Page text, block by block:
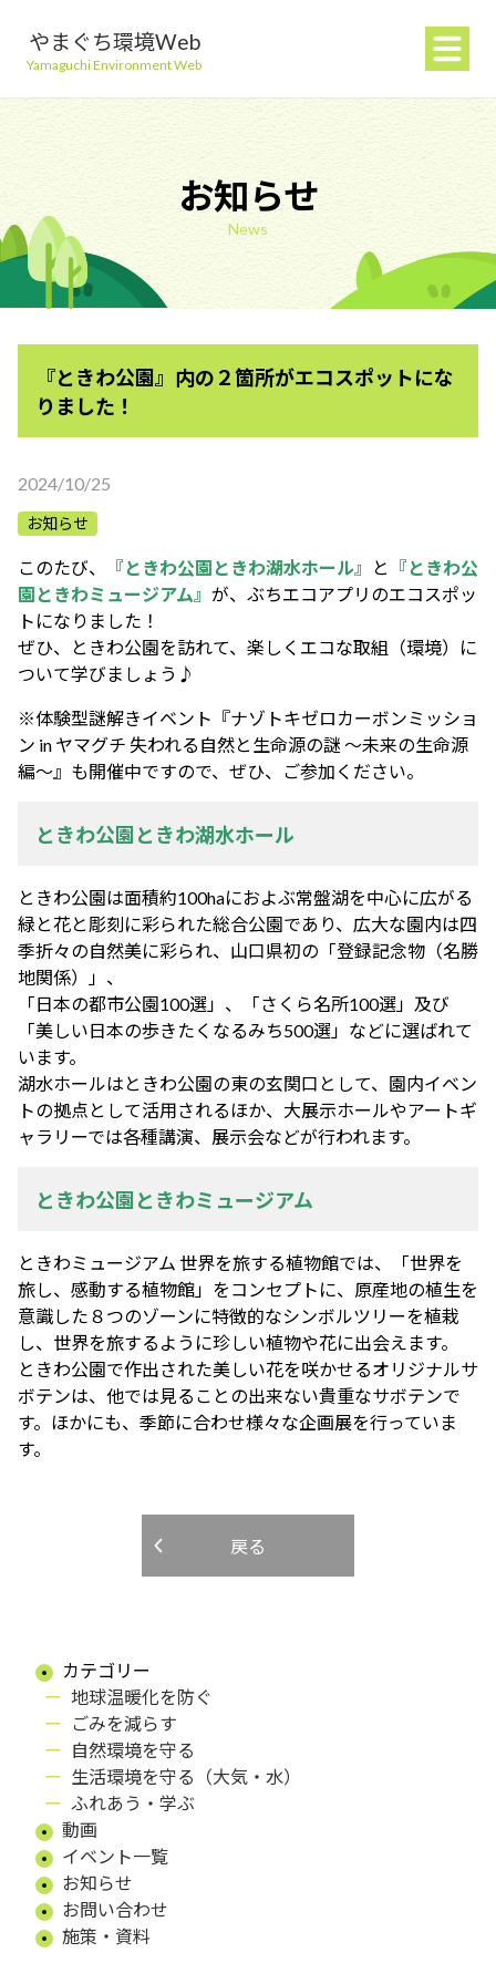
やまぐち環境Web
Yamaguchi Environment Web
地球温暖化を防ぐ
ごみを減らす
自然環境を守る
生活環境を守る（大気・水）
お知らせ
News
『ときわ公園』内の２箇所がエコスポットにな
りました！
2024/10/25
お知らせ
このたび、 『ときわ公園ときわ湖水ホール』 と
『ときわ公
園ときわミュージアム』 が、ぶちエコアプリのエコスポッ
トになりました！
ぜひ、ときわ公園を訪れて、楽しくエコな取組（環境）に
ついて学びましょう♪
※体験型謎解きイベント『ナゾトキゼロカーボンミッショ
ン in ヤマグチ 失われる自然と生命源の謎 ～未来の生命源
編～』も開催中ですので、ぜひ、ご参加ください。
ときわ公園ときわ湖水ホール
ときわ公園は面積約100haにおよぶ常盤湖を中心に広がる
緑と花と彫刻に彩られた総合公園であり、広大な園内は四
季折々の自然美に彩られ、山口県初の「登録記念物（名勝
地関係）」、
「日本の都市公園100選」、「さくら名所100選」及び
「美しい日本の歩きたくなるみち500選」などに選ばれて
います。
湖水ホールはときわ公園の東の玄関口として、園内イベン
トの拠点として活用されるほか、大展示ホールやアートギ
ャラリーでは各種講演、展示会などが行われます。
ときわ公園ときわミュージアム
ときわミュージアム 世界を旅する植物館では、「世界を
旅し、感動する植物館」をコンセプトに、原産地の植生を
意識した８つのゾーンに特徴的なシンボルツリーを植栽
し、世界を旅するように珍しい植物や花に出会えます。
ときわ公園で作出された美しい花を咲かせるオリジナルサ
ボテンは、他では見ることの出来ない貴重なサボテンで
す。ほかにも、季節に合わせ様々な企画展を行っていま
す。
戻る
カテゴリー
地球温暖化を防ぐ
ごみを減らす
自然環境を守る
生活環境を守る（大気・水）
ふれあう・学ぶ
動画
イベント一覧
お知らせ
お問い合わせ
施策・資料